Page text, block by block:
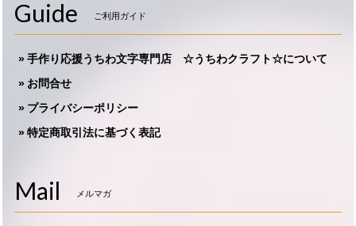
Guide ご利用ガイド
手作り応援うちわ文字専門店 ☆うちわクラフト☆について
お問合せ
プライバシーポリシー
特定商取引法に基づく表記
Mail メルマガ